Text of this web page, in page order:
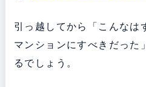
引っ越してから「こんなは
マンションにすべきだった
るでしょう。